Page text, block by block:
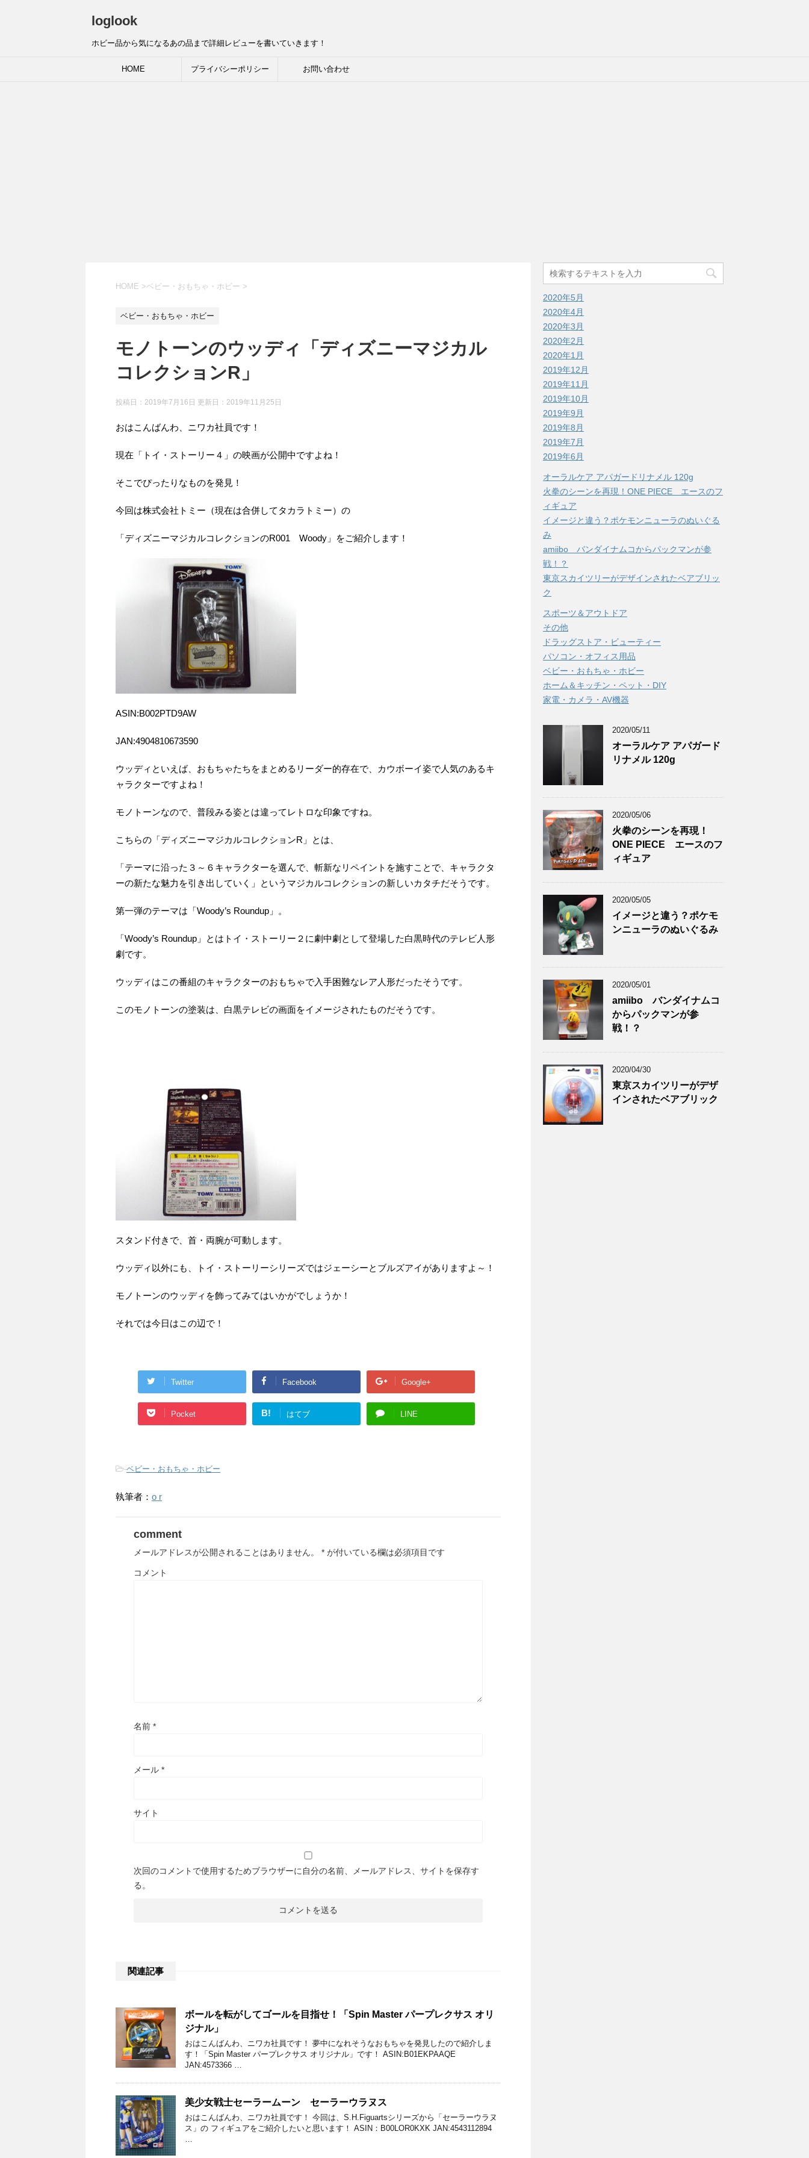
loglook
ホビー品から気になるあの品まで詳細レビューを書いていきます！
HOME プライバシーポリシー お問い合わせ
HOME >ベビー・おもちゃ・ホビー >
ベビー・おもちゃ・ホビー
モノトーンのウッディ「ディズニーマジカル
コレクションR」
投稿日：2019年7月16日 更新日： 2019年11月25日
おはこんばんわ、ニワカ社員です！
現在「トイ・ストーリー４」の映画が公開中ですよね！
そこでぴったりなものを発見！
今回は株式会社トミー（現在は合併してタカラトミー）の
「ディズニーマジカルコレクションのR001 Woody」をご紹介します！
ASIN:B002PTD9AW
JAN:4904810673590
ウッディといえば、おもちゃたちをまとめるリーダー的存在で、カウボーイ姿で人気のあるキ
ャラクターですよね！
モノトーンなので、普段みる姿とは違ってレトロな印象ですね。
こちらの「ディズニーマジカルコレクションR」とは、
「テーマに沿った３～６キャラクターを選んで、斬新なリペイントを施すことで、キャラクタ
ーの新たな魅力を引き出していく」というマジカルコレクションの新しいカタチだそうです。
第一弾のテーマは「Woody’s Roundup」。
「Woody’s Roundup」とはトイ・ストーリー２に劇中劇として登場した白黒時代のテレビ人形
劇です。
ウッディはこの番組のキャラクターのおもちゃで入手困難なレア人形だったそうです。
このモノトーンの塗装は、白黒テレビの画面をイメージされたものだそうです。
スタンド付きで、首・両腕が可動します。
ウッディ以外にも、トイ・ストーリーシリーズではジェーシーとブルズアイがありますよ～！
モノトーンのウッディを飾ってみてはいかがでしょうか！
それでは今日はこの辺で！
Twitter Facebook Google+
Pocket B! はてブ LINE
-ベビー・おもちゃ・ホビー
執筆者： o r
comment
メールアドレスが公開されることはありません。 * が付いている欄は必須項目です
コメント
名前 *
メール *
サイト
次回のコメントで使用するためブラウザーに自分の名前、メールアドレス、サイトを保存す
る。
関連記事
ボールを転がしてゴールを目指せ！「Spin Master パープレクサス オリ
ジナル」
おはこんばんわ、ニワカ社員です！ 夢中になれそうなおもちゃを発見したので紹介しま
す！「Spin Master パープレクサス オリジナル」です！ ASIN:B01EKPAAQE
JAN:4573366 …
美少女戦士セーラームーン セーラーウラヌス
おはこんばんわ、ニワカ社員です！ 今回は、S.H.Figuartsシリーズから「セーラーウラヌ
ス」の フィギュアをご紹介したいと思います！ ASIN：B00LOR0KXK JAN:4543112894
…
2020年5月
2020年4月
2020年3月
2020年2月
2020年1月
2019年12月
2019年11月
2019年10月
2019年9月
2019年8月
2019年7月
2019年6月
オーラルケア アパガードリナメル 120g
火拳のシーンを再現！ONE PIECE エースのフ
ィギュア
イメージと違う？ポケモンニューラのぬいぐる
み
amiibo バンダイナムコからパックマンが参
戦！？
東京スカイツリーがデザインされたベアブリッ
ク
スポーツ＆アウトドア
その他
ドラッグストア・ビューティー
パソコン・オフィス用品
ベビー・おもちゃ・ホビー
ホーム＆キッチン・ペット・DIY
家電・カメラ・AV機器
2020/05/11
オーラルケア アパガード
リナメル 120g
2020/05/06
火拳のシーンを再現！
ONE PIECE エースのフ
ィギュア
2020/05/05
イメージと違う？ポケモ
ンニューラのぬいぐるみ
2020/05/01
amiibo バンダイナムコ
からパックマンが参
戦！？
2020/04/30
東京スカイツリーがデザ
インされたベアブリック